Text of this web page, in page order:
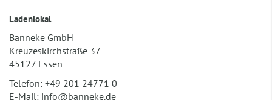
Ladenlokal
Banneke GmbH
Kreuzeskirchstraße 37
45127 Essen
Telefon: +49 201 24771 0
E-Mail: info@banneke.de